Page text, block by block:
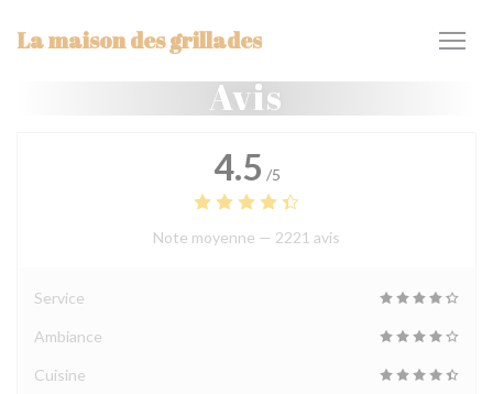
La maison des grillades
Avis
4.5 /5
Note moyenne — 2221 avis
Service
Ambiance
Cuisine